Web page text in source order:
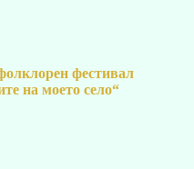
фестивал
на моето село“